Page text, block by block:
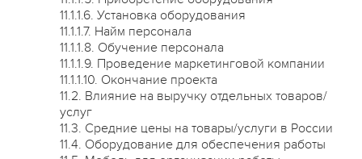
11.1.1.6. Установка оборудования
11.1.1.7. Найм персонала
11.1.1.8. Обучение персонала
11.1.1.9. Проведение маркетинговой компании
11.1.1.10. Окончание проекта
11.2. Влияние на выручку отдельных товаров/
услуг
11.3. Средние цены на товары/услуги в России
11.4. Оборудование для обеспечения работы